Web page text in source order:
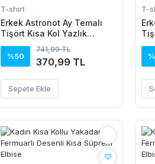
T-shirt
Erkek Astronot Ay Temalı
Tişört Kısa Kol Yazlık
Bisiklet Yaka T-Shirt -
Beyaz
%50
741,99 TL
370,99 TL
Sepete Ekle
T-